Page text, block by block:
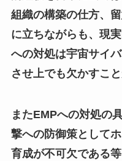
組織の構築の仕方、
に立ちながらも、現
への対処は宇宙サイ
させ上でも欠かすこ
またEMPへの対処の
撃への防御策として
育成が不可欠である